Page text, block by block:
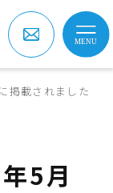
掲載されました
5月